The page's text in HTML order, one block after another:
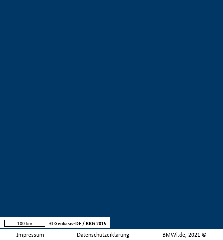
Impressum Datenschutzerklärung BMWi.de, 2021 ©
100 km © Geobasis-DE / BKG 2015